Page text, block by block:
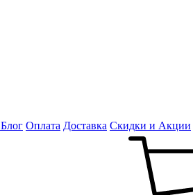
Блог Оплата Доставка Скидки и Акции